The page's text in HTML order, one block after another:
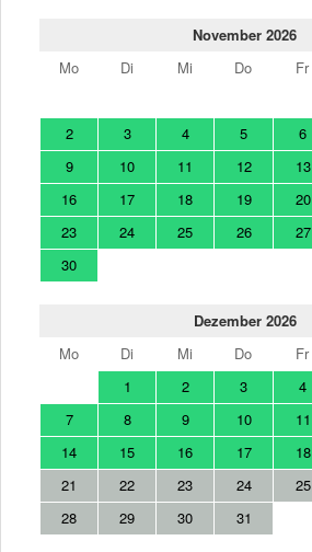
November 2026
Mo
Di Mi Do Fr
2
3 4 5 6
9
10 11 12 13
16
17 18 19 20
23
24 25 26 27
30
Dezember 2026
Mo
Di Mi Do Fr
1
2 3 4
7
8 9 10 11
14
15 16 17 18
21
22 23 24 25
28
29 30 31